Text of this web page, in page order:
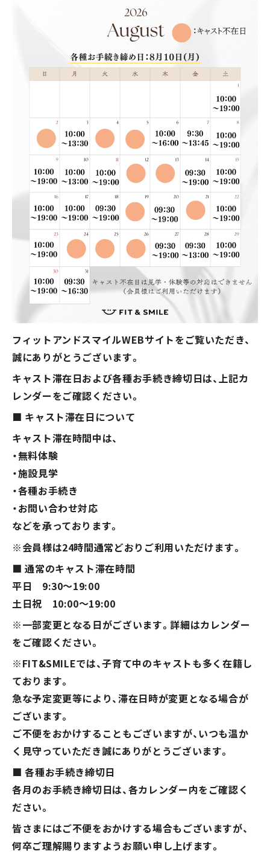
店舗情報
混雑状況確認
お問い合わせ
プライバシーポリシー
特定商取引法
フィットアンドスマイルWEBサイトをご覧いただき、
誠にありがとうございます。
キャスト滞在日および各種お手続き締切日は、上記カ
レンダーをご確認ください。
■ キャスト滞在日について
キャスト滞在時間中は、
・無料体験
・施設見学
・各種お手続き
・お問い合わせ対応
などを承っております。
※会員様は24時間通常どおりご利用いただけます。
■ 通常のキャスト滞在時間
平日 9:30～19:00
土日祝 10:00～19:00
※一部変更となる日がございます。詳細はカレンダー
をご確認ください。
※FIT&SMILEでは、子育て中のキャストも多く在籍し
ております。
急な予定変更等により、滞在日時が変更となる場合が
ございます。
ご不便をおかけすることもございますが、いつも温か
く見守っていただき誠にありがとうございます。
■ 各種お手続き締切日
各月のお手続き締切日は、各カレンダー内をご確認く
ださい。
皆さまにはご不便をおかけする場合もございますが、
何卒ご理解賜りますようお願い申し上げます。
現在の混雑状況
5分毎更新
（最終更新日時：2026年8月10日20時33分）
マークが表す館内人数の目安
※人数は館内に居るすべての人数になりますのでキャス